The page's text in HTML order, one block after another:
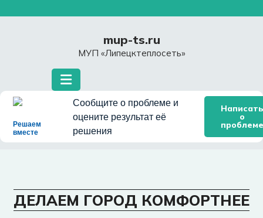
mup-ts.ru
МУП «Липецктеплосеть»
Решаем
вместе
Сообщите о проблеме и
оцените результат её
решения
Написать
о
проблеме
ДЕЛАЕМ ГОРОД КОМФОРТНЕЕ